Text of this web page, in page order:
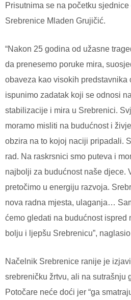
Prisutnima se na početku
Srebrenice Mladen Grujičić.
“Nakon 25 godina od užasne
da prenesemo poruke mira,
obaveza kao visokih predstavnika
ispunimo zadatak koji se odnosi
stabilizacije i mira u Srebrenici.
moramo misliti na budućnost i
obzira na to kojoj naciji pripadali.
rad. Na raskrsnici smo puteva i
najbolji za budućnost naše djece.
pretočimo u energiju razvoja.
nova radna mjesta, ulaganja…
ćemo gledati na budućnost ispred
bolju i ljepšu Srebrenicu”,
Načelnik Srebrenice ranije je
srebreničku žrtvu, ali na sutrašnju
Potočare neće doći jer “ga